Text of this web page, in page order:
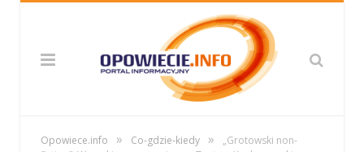
Opowiece.info » Co-gdzie-kiedy »
„Grotowski non-